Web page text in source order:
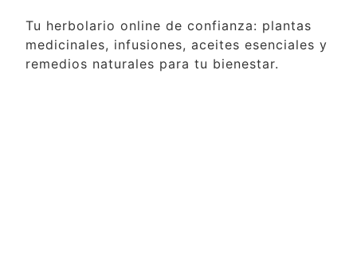
Tu herbolario online de confianza: plantas
medicinales, infusiones, aceites esenciales y
remedios naturales para tu bienestar.